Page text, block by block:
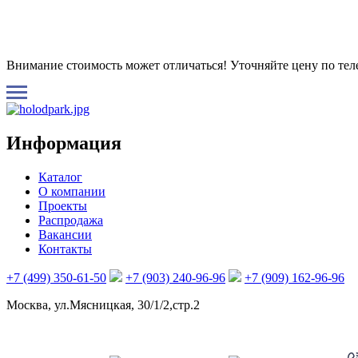
Внимание стоимость может отличаться! Уточняйте цену по
Информация
Каталог
О компании
Проекты
Распродажа
Вакансии
Контакты
+7 (499) 350-61-50 +7 (903) 240-96-96
+7 (909) 162-96-96
Москва, ул.Мясницкая, 30/1/2,стр.2